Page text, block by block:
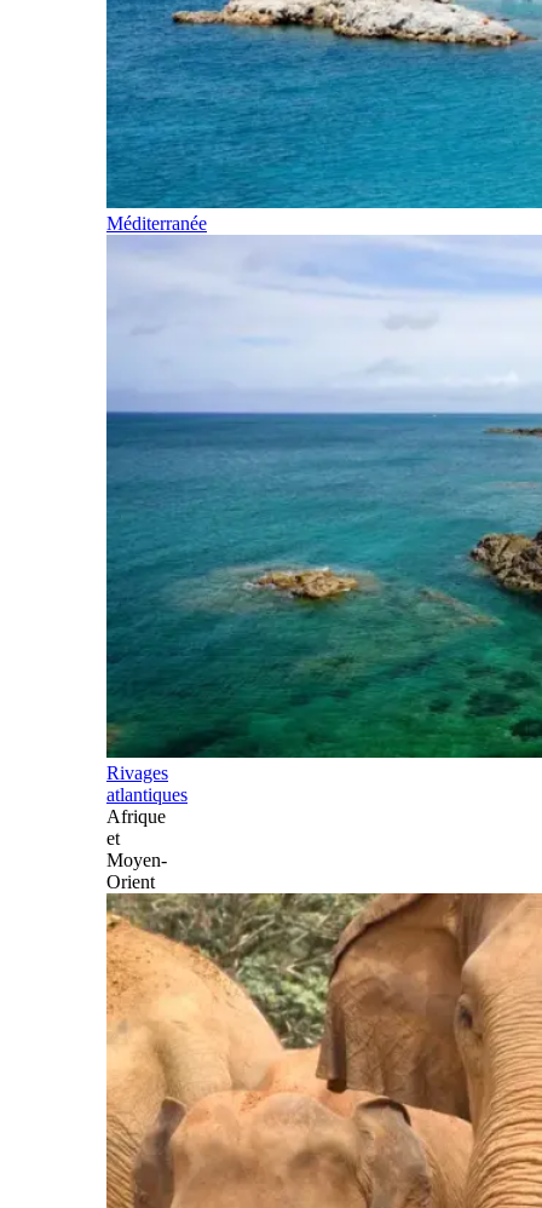
Méditerranée
Rivages
atlantiques
Afrique
et
Moyen-
Orient